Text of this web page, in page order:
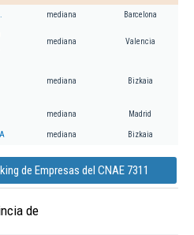
mediana Barcelona
mediana Valencia
mediana Bizkaia
mediana Madrid
mediana Bizkaia
de Empresas del CNAE 7311
de